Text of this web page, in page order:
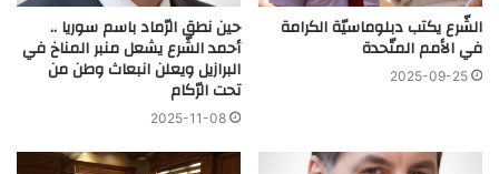
الشّرع يكتب دبلوماسيّة الكرامة
في الأمم المتّحدة
2025-09-25
حين نطق الرّماد باسم سوريا ..
أحمد الشّرع يشعل منبر المناخ في
البرازيل ويعلن انبعاث وطن من
تحت الرّكام
2025-11-08